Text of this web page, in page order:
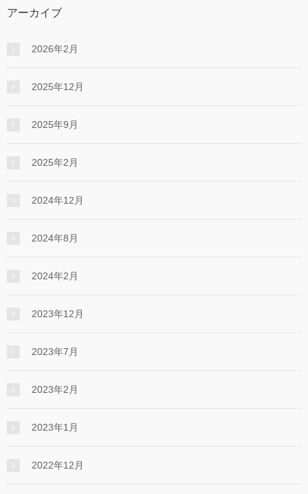
アーカイブ
2026年2月
2025年12月
2025年9月
2025年2月
2024年12月
2024年8月
2024年2月
2023年12月
2023年7月
2023年2月
2023年1月
2022年12月